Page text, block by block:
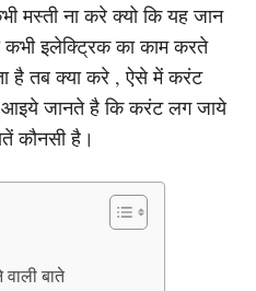
मस्ती ना करे क्यो कि यह जान
इलेक्ट्रिक का काम करते
है तब क्या करे , ऐसे में करंट
जानते है कि करंट लग जाये
कौनसी है।
बाते